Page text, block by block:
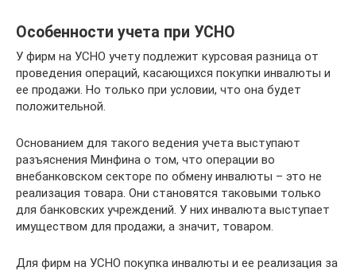
Особенности учета при УСНО
У фирм на УСНО учету подлежит курсовая разница от
проведения операций, касающихся покупки инвалюты и
ее продажи. Но только при условии, что она будет
положительной.
Основанием для такого ведения учета выступают
разъяснения Минфина о том, что операции во
внебанковском секторе по обмену инвалюты – это не
реализация товара. Они становятся таковыми только
для банковских учреждений. У них инвалюта выступает
имуществом для продажи, а значит, товаром.
Для фирм на УСНО покупка инвалюты и ее реализация за